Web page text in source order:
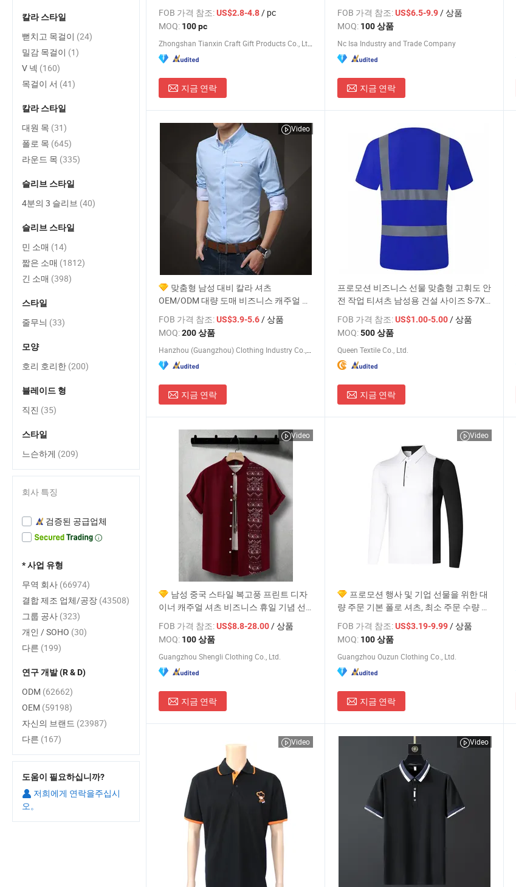
FOB 가격 참조:US$2.8-4.8/ pc
MOQ: 100 pc
지금 연락
디자인, 브랜딩, 선물 또는 비즈니스 캐주
얼 의상에 완벽합니다
FOB 가격 참조:US$6.5-9.9/ 상품
MOQ: 100 상품
Nc Isa Industry and Trade Company
지금 연락
Video
맞춤형 남성 대비 칼라 셔츠
OEM/ODM 대량 도매 비즈니스 캐주얼 및
기업 선물 (100% 면, 반팔)
FOB 가격 참조:US$3.9-5.6/ 상품
MOQ:200 상품
지금 연락
프로모션 비즈니스 선물 맞춤형 고휘도 안
전 작업 티셔츠 남성용 건설 사이즈 S-7XL
반사 셔츠 로고 텍스트
FOB 가격 참조:US$1.00-5.00/ 상품
MOQ:500 상품
Queen Textile Co., Ltd.
지금 연락
Video
남성 중국 스타일 복고풍 프린트 디자
이너 캐주얼 셔츠 비즈니스 휴일 기념 선
물 도매 맞춤 제작
FOB 가격 참조:US$8.8-28.00/ 상품
MOQ: 100 상품
Guangzhou Shengli Clothing Co., Ltd.
지금 연락
Video
프로모션 행사 및 기업 선물을 위한 대
량 주문 기본 폴로 셔츠, 최소 주문 수량 낮
FOB 가격 참조:US$3.19-9.99/ 상품
MOQ: 100 상품
Guangzhou Ouzun Clothing Co., Ltd.
지금 연락
Video Video
칼라 스타일
뻗치고 목걸이 (24)
밀감 목걸이 (1)
V 넥 (160)
목걸이 서 (41)
칼라 스타일
대원 목 (31)
폴로 목 (645)
라운드 목 (335)
슬리브 스타일
4분의 3 슬리브 (40)
슬리브 스타일
민 소매 (14)
짧은 소매 (1812)
긴 소매 (398)
스타일
줄무늬 (33)
모양
호리 호리한 (200)
블레이드 형
직진 (35)
스타일
느슨하게 (209)
회사 특징
검증된 공급업체
* 사업 유형
무역 회사 (66974)
결합 제조 업체/공장 (43508)
그룹 공사 (323)
개인 / SOHO (30)
다른 (199)
연구 개발 (R & D)
ODM (62662)
OEM (59198)
자신의 브랜드 (23987)
다른 (167)
도움이 필요하십니까?
저희에게 연락을주십시
오。